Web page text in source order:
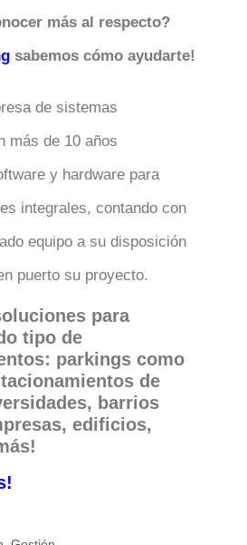
más al respecto?
sabemos cómo ayudarte!
de sistemas
más de 10 años
y hardware para
integrales, contando con
equipo a su disposición
puerto su proyecto.
para
tipo de
parkings como
de
barrios
edificios,